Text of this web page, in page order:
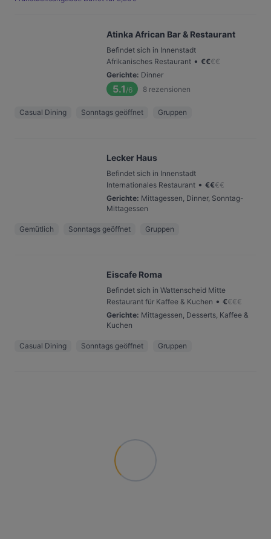
Atinka African Bar & Restaurant
Befindet sich in Innenstadt
Afrikanisches Restaurant • €€€€
Gerichte: Dinner
5.1 /6 8 rezensionen
Casual Dining Sonntags geöffnet Gruppen
Lecker Haus
Befindet sich in Innenstadt
Internationales Restaurant • €€€€
Gerichte: Mittagessen, Dinner, Sonntag-
Mittagessen
Gemütlich Sonntags geöffnet Gruppen
Eiscafe Roma
Befindet sich in Wattenscheid Mitte
Restaurant für Kaffee & Kuchen • €€€€
Gerichte: Mittagessen, Desserts, Kaffee &
Kuchen
Casual Dining Sonntags geöffnet Gruppen